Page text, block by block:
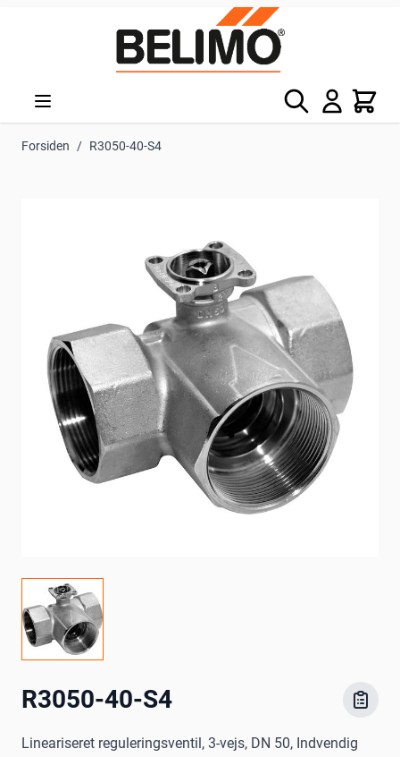
Søg Kurv
Forsiden / R3050-40-S4
R3050-40-S4
Lineariseret reguleringsventil, 3-vejs, DN 50, Indvendig